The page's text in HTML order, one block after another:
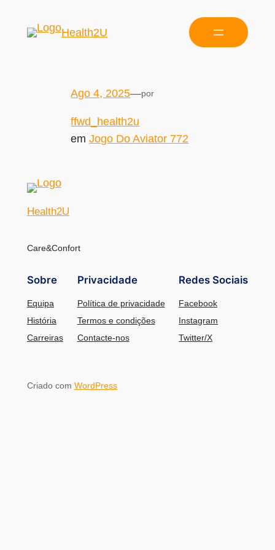
Health2U
Ago 4, 2025—por
ffwd_health2u
emJogo Do Aviator 772
Health2U
Care&Confort
Sobre
Equipa
História
Carreiras
Privacidade
Política de privacidade
Termos e condições
Contacte-nos
Redes Sociais
Facebook
Instagram
Twitter/X
Criado com WordPress